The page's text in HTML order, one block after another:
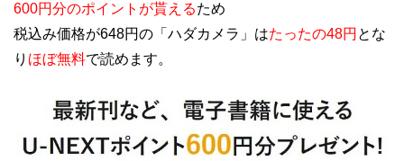
600円分のポイントが貰えるため
税込み価格が648円の「ハダカメラ」はたったの48円 とな
り ほぼ無料で読めます。